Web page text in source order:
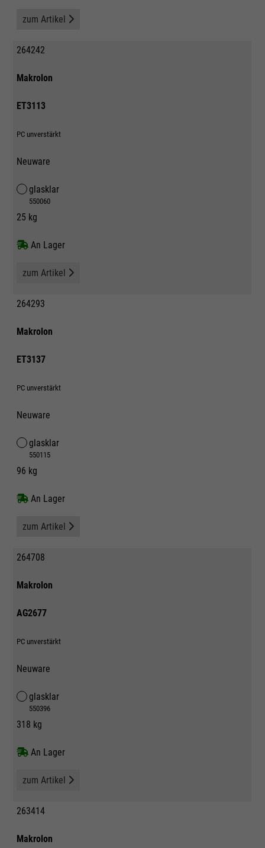
zum Artikel
264242
Makrolon
ET3113
PC unverstärkt
Neuware
glasklar
550060
25 kg
An Lager
zum Artikel
264293
Makrolon
ET3137
PC unverstärkt
Neuware
glasklar
550115
96 kg
An Lager
zum Artikel
264708
Makrolon
AG2677
PC unverstärkt
Neuware
glasklar
550396
318 kg
An Lager
zum Artikel
263414
Makrolon